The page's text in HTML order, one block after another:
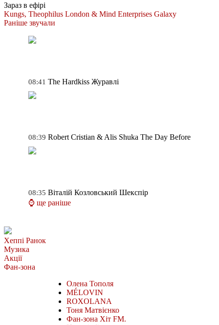
Зараз в ефірі
Kungs, Theophilus London & Mind Enterprises Galaxy
Раніше звучали
08:41 The Hardkiss Журавлі
08:39 Robert Cristian & Alis Shuka The Day Before
08:35 Віталій Козловський Шекспір
⌚ ще раніше
Хеппі Ранок
Музика
Акції
Фан-зона
Олена Тополя
MÉLOVIN
ROXOLANA
Тоня Матвієнко
Фан-зона Хіт FM.